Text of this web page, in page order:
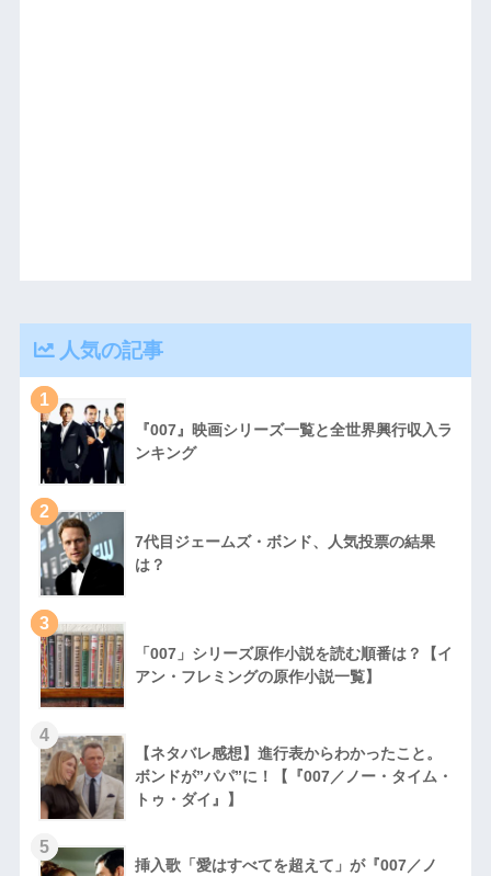
人気の記事
1
『007』映画シリーズ一覧と全世界興行収入ラ
ンキング
2
7代目ジェームズ・ボンド、人気投票の結果
は？
3
「007」シリーズ原作小説を読む順番は？【イ
アン・フレミングの原作小説一覧】
4
【ネタバレ感想】進行表からわかったこと。
ボンドが”パパ”に！【『007／ノー・タイム・
トゥ・ダイ』】
5
挿入歌「愛はすべてを超えて」が『007／ノ